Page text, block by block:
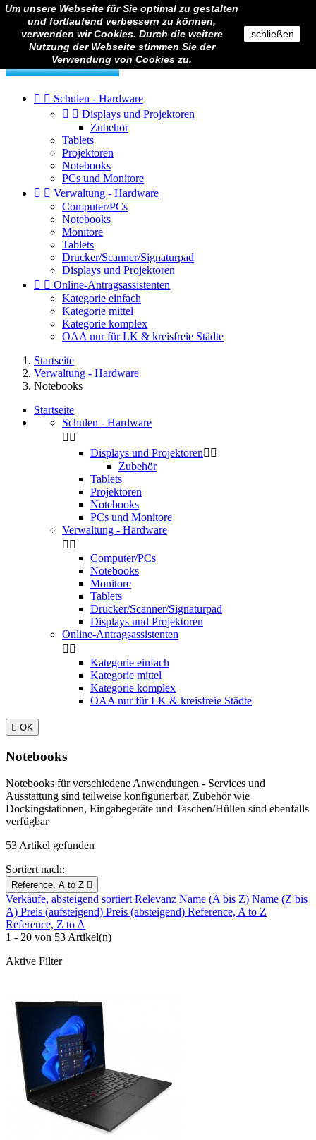
Um unsere Webseite für Sie optimal zu gestalten
und fortlaufend verbessern zu können,
verwenden wir Cookies. Durch die weitere
Nutzung der Webseite stimmen Sie der
Verwendung von Cookies zu.
schließen
 Anmelden
  Schulen - Hardware
  Displays und Projektoren
Zubehör
Tablets
Projektoren
Notebooks
PCs und Monitore
  Verwaltung - Hardware
Computer/PCs
Notebooks
Monitore
Tablets
Drucker/Scanner/Signaturpad
Displays und Projektoren
  Online-Antragsassistenten
Kategorie einfach
Kategorie mittel
Kategorie komplex
OAA nur für LK & kreisfreie Städte
Startseite
Verwaltung - Hardware
Notebooks
Startseite
Schulen - Hardware
 
Displays und Projektoren 
Zubehör
Tablets
Projektoren
Notebooks
PCs und Monitore
Verwaltung - Hardware
 
Computer/PCs
Notebooks
Monitore
Tablets
Drucker/Scanner/Signaturpad
Displays und Projektoren
Online-Antragsassistenten
 
Kategorie einfach
Kategorie mittel
Kategorie komplex
OAA nur für LK & kreisfreie Städte
 OK
Notebooks
Notebooks für verschiedene Anwendungen - Services und
Ausstattung sind teilweise konfigurierbar, Zubehör wie
Dockingstationen, Eingabegeräte und Taschen/Hüllen sind ebenfalls
verfügbar
53 Artikel gefunden
Sortiert nach:
Reference, A to Z 
Verkäufe, absteigend sortiertRelevanz Name (A bis Z) Name (Z bis
A) Preis (aufsteigend) Preis (absteigend) Reference, A to Z
Reference, Z to A
1 - 20 von 53 Artikel(n)
Aktive Filter